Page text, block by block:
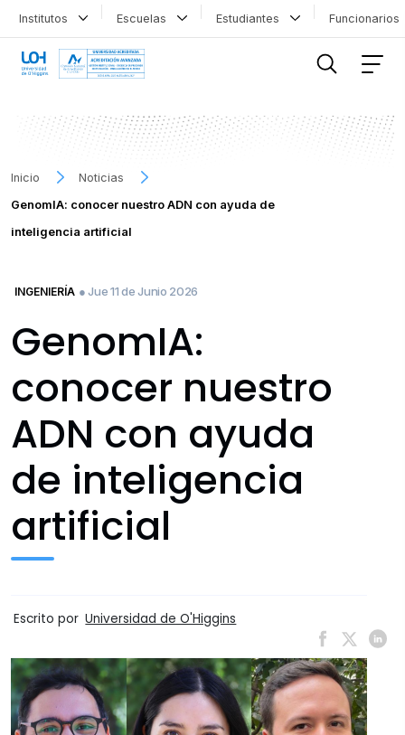
Institutos Escuelas Estudiantes
Inicio
Noticias
GenomIA: conocer nuestro ADN con ayuda de
inteligencia artificial
INGENIERÍA ● Jue 11 de Junio 2026
GenomIA:
conocer nuestro
ADN con ayuda
de inteligencia
artificial
Escrito por Universidad de O'Higgins